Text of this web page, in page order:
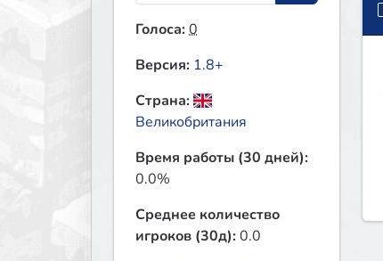
Голоса:0
Версия: 1.8+
Страна:
Великобритания
Время работы (30 дней):
0.0%
Среднее количество
игроков (30д):0.0